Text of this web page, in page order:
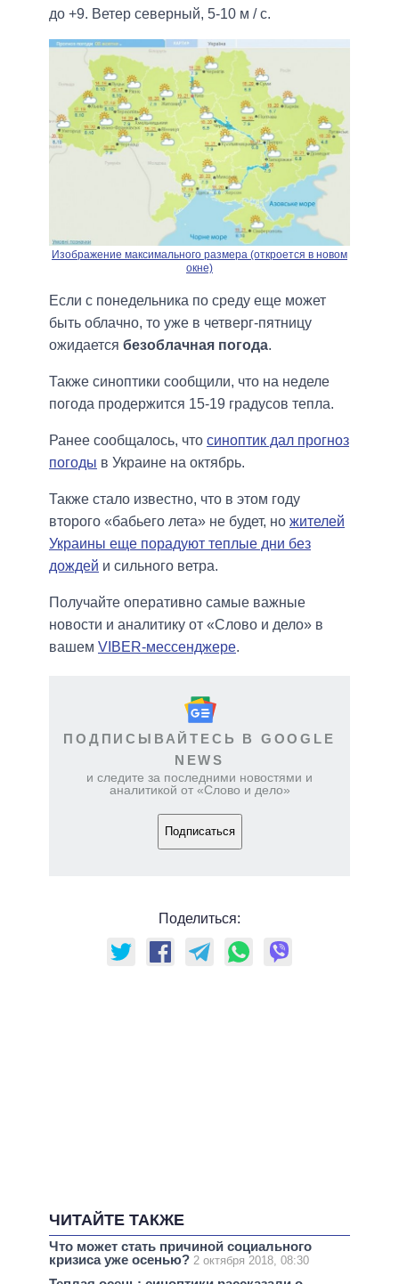
до +9. Ветер северный, 5-10 м / с.
Изображение максимального размера (откроется в новом
окне)
Если с понедельника по среду еще может
быть облачно, то уже в четверг-пятницу
ожидается безоблачная погода.
Также синоптики сообщили, что на неделе
погода продержится 15-19 градусов тепла.
Ранее сообщалось, что синоптик дал прогноз
погоды в Украине на октябрь.
Также стало известно, что в этом году
второго «бабьего лета» не будет, но жителей
Украины еще порадуют теплые дни без
дождей и сильного ветра.
Получайте оперативно самые важные
новости и аналитику от «Слово и дело» в
вашем VIBER-мессенджере.
ПОДПИСЫВАЙТЕСЬ В GOOGLE
NEWS
и следите за последними новостями и
аналитикой от «Слово и дело»
Подписаться
Поделиться:
ЧИТАЙТЕ ТАКЖЕ
Что может стать причиной социального
кризиса уже осенью? 2 октября 2018, 08:30